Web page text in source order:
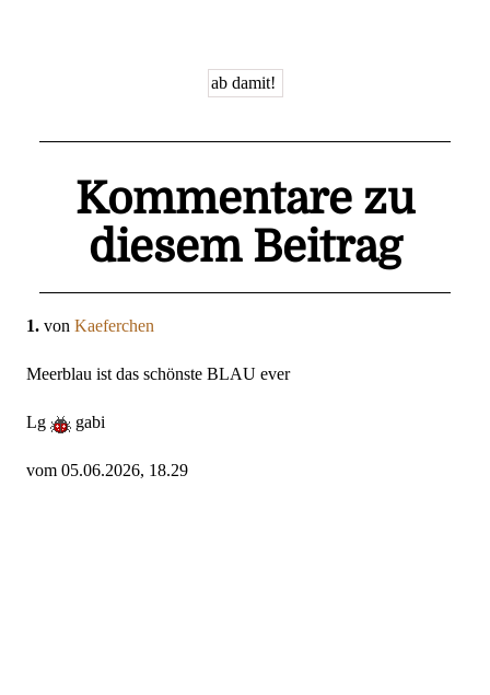
Kommentare zu
diesem Beitrag
1. von Kaeferchen
Meerblau ist das schönste BLAU ever
Lg gabi
vom 05.06.2026, 18.29